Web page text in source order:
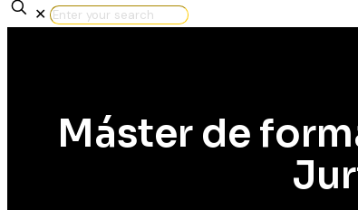
✕
Máster de